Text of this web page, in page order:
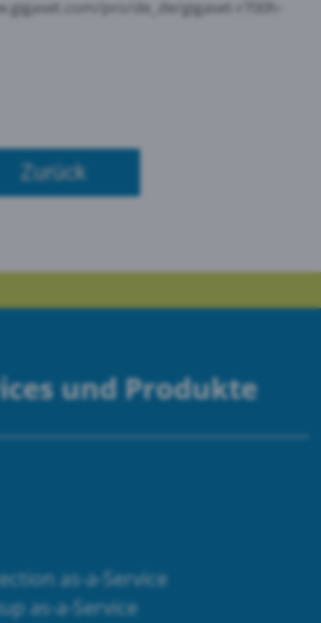
pro/de_de/gigaset-r700h-
Zurück
und Produkte
as-a-Service
as-a-Service